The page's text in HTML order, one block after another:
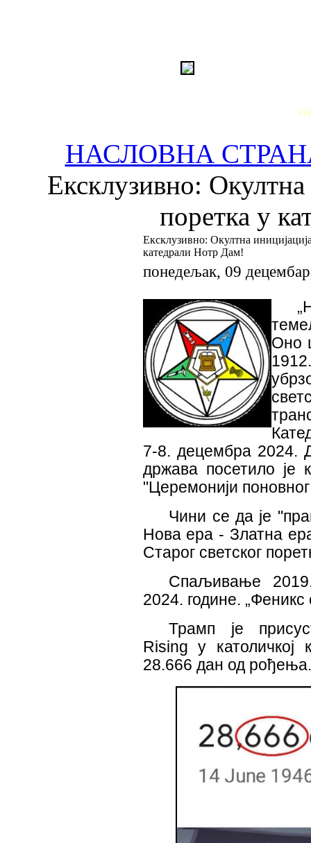
НАСЛОВНА
Ексклузивно: Окултна
поретка у
Ексклузивно: Окултна
катедрали Нотр Дам!
понедељак, 09
Оно
7-8. децембра 2024.
држава посетило је
"Церемонији
Чини се да је
Нова ера - Златна
Старог светског
Спаљивање
2024. године.
Трамп је
Rising у
28.666 дан од рођења.